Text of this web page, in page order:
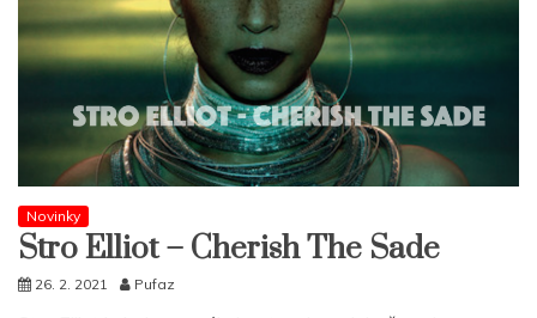
Novinky
Stro Elliot – Cherish The Sade
26. 2. 2021 Pufaz